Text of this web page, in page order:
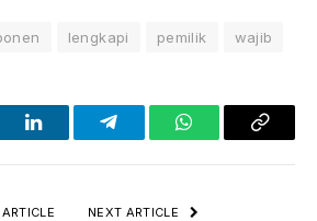
lengkapi pemilik wajib
LinkedInTelegramWhatsAppCopy
NEXT ARTICLE